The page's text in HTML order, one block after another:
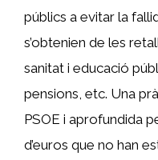
públics a evitar la
s’obtenien de les
sanitat i educació
pensions, etc. Una
PSOE i aprofundida
d’euros que no han